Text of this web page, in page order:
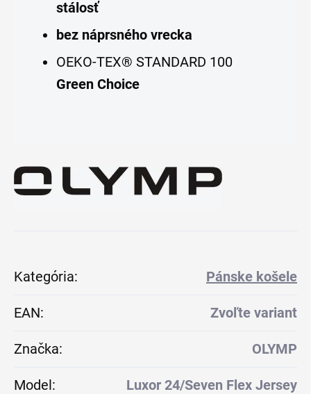
stálosť
bez náprsného vrecka
OEKO-TEX® STANDARD 100
Green Choice
Kategória: Pánske košele
EAN: Zvoľte variant
Značka: OLYMP
Model: Luxor 24/Seven Flex Jersey